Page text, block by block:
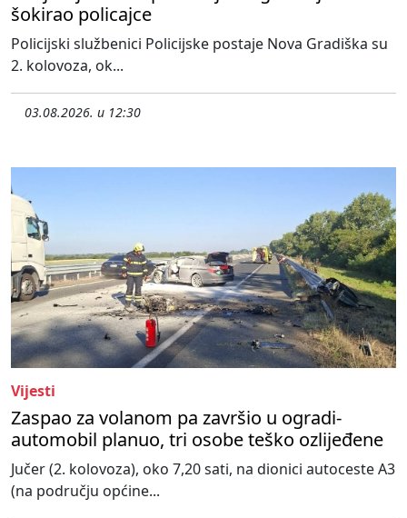
šokirao policajce
Policijski službenici Policijske postaje Nova Gradiška su
2. kolovoza, ok...
03.08.2026. u 12:30
Vijesti
Zaspao za volanom pa završio u ogradi-
automobil planuo, tri osobe teško ozlijeđene
Jučer (2. kolovoza), oko 7,20 sati, na dionici autoceste A3
(na području općine...